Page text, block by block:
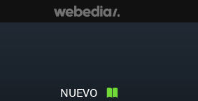
NUEVO